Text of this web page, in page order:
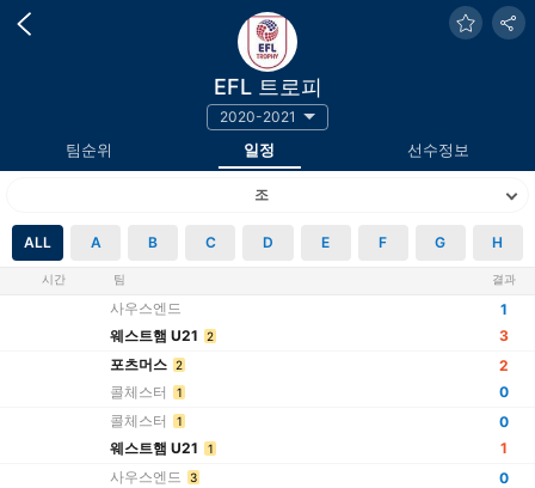
EFL 트로피
2020-2021
팀순위 일정 선수정보
조
ALL A B C D E F G H
A 조
시간 팀 결과
사우스엔드
웨스트햄 U21
2
1
3
포츠머스 2
콜체스터 1
2
0
콜체스터
1
웨스트햄 U21 1
0
1
사우스엔드
3
0